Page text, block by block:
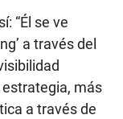
“Él se ve
a través del
más
a través de